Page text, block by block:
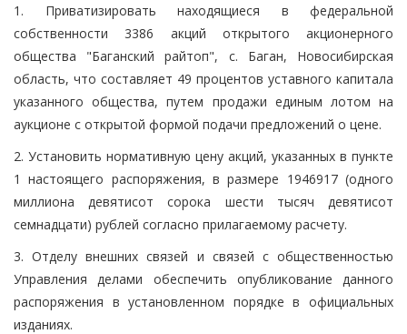
1. Приватизировать находящиеся в федеральной
собственности 3386 акций открытого акционерного
общества "Баганский райтоп", с. Баган, Новосибирская
область, что составляет 49 процентов уставного капитала
указанного общества, путем продажи единым лотом на
аукционе с открытой формой подачи предложений о цене.
2. Установить нормативную цену акций, указанных в пункте
1 настоящего распоряжения, в размере 1946917 (одного
миллиона девятисот сорока шести тысяч девятисот
семнадцати) рублей согласно прилагаемому расчету.
3. Отделу внешних связей и связей с общественностью
Управления делами обеспечить опубликование данного
распоряжения в установленном порядке в официальных
изданиях.